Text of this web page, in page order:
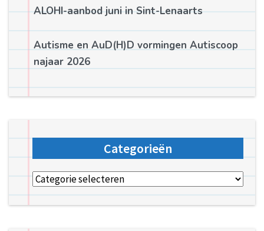
ALOHI-aanbod juni in Sint-Lenaarts
Autisme en AuD(H)D vormingen Autiscoop
najaar 2026
Categorieën
Categorieën